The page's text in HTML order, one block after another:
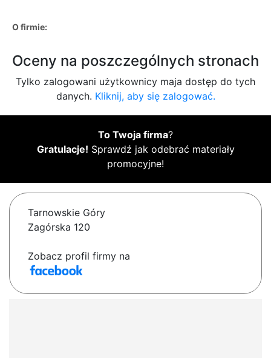
O firmie:
Oceny na poszczególnych stronach
Tylko zalogowani użytkownicy maja dostęp do tych
danych. Kliknij, aby się zalogować.
To Twoja firma?
Gratulacje! Sprawdź jak odebrać materiały
promocyjne!
Tarnowskie Góry
Zagórska 120
Zobacz profil firmy na